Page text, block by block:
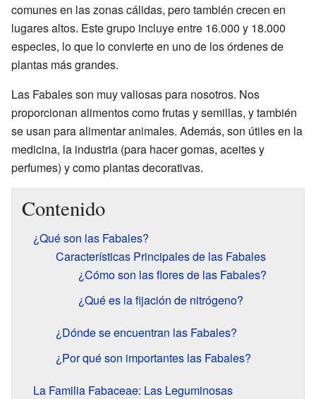
comunes en las zonas cálidas, pero también crecen en
lugares altos. Este grupo incluye entre 16.000 y 18.000
especies, lo que lo convierte en uno de los órdenes de
plantas más grandes.
Las Fabales son muy valiosas para nosotros. Nos
proporcionan alimentos como frutas y semillas, y también
se usan para alimentar animales. Además, son útiles en la
medicina, la industria (para hacer gomas, aceites y
perfumes) y como plantas decorativas.
Contenido
¿Qué son las Fabales?
Características Principales de las Fabales
¿Cómo son las flores de las Fabales?
¿Qué es la fijación de nitrógeno?
¿Dónde se encuentran las Fabales?
¿Por qué son importantes las Fabales?
La Familia Fabaceae: Las Leguminosas